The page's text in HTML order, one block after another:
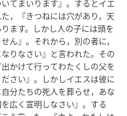
てまいります』。するとイエ
，『きつねには穴があり，天
ます。しかし人の子には頭を
ん』。それから，別の者に，
なりなさい』と言われた。その
かけて行ってわたくしの父を
さい』。しかしイエスは彼に
分たちの死人を葬らせ，あな
広く宣明しなさい』。する